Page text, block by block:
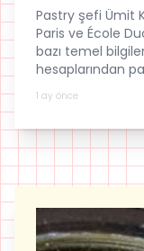
Pastry şefi Ümit
Paris ve École
bazı temel
hesaplarından
büyük beğeni
1 ay önce